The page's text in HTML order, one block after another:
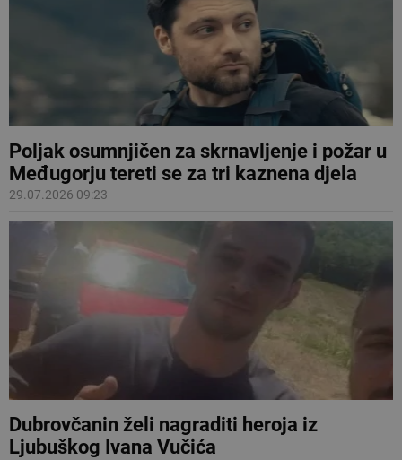
Poljak osumnjičen za skrnavljenje i požar u
Međugorju tereti se za tri kaznena djela
29.07.2026 09:23
Dubrovčanin želi nagraditi heroja iz
Ljubuškog Ivana Vučića